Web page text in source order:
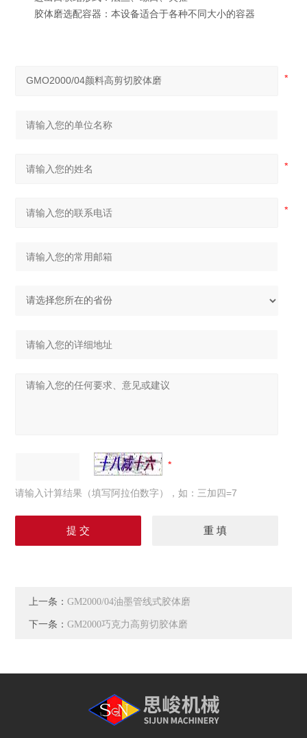
胶体磨选配容器：本设备适合于各种不同大小的容器
请输入计算结果（填写阿拉伯数字），如：三加四=7
上一条：GM2000/04油墨管线式胶体磨
下一条：GM2000巧克力高剪切胶体磨